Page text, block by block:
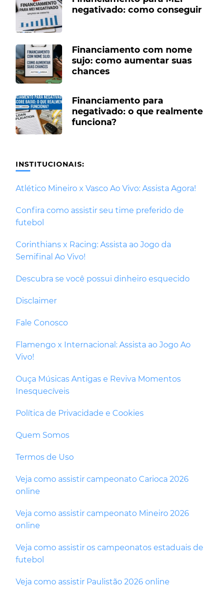
negativado: como conseguir
Financiamento com nome
sujo: como aumentar suas
chances
Financiamento para
negativado: o que realmente
funciona?
INSTITUCIONAIS:
Atlético Mineiro x Vasco Ao Vivo: Assista Agora!
Confira como assistir seu time preferido de
futebol
Corinthians x Racing: Assista ao Jogo da
Semifinal Ao Vivo!
Descubra se você possui dinheiro esquecido
Disclaimer
Fale Conosco
Flamengo x Internacional: Assista ao Jogo Ao
Vivo!
Ouça Músicas Antigas e Reviva Momentos
Inesquecíveis
Política de Privacidade e Cookies
Quem Somos
Termos de Uso
Veja como assistir campeonato Carioca 2026
online
Veja como assistir campeonato Mineiro 2026
online
Veja como assistir os campeonatos estaduais de
futebol
Veja como assistir Paulistão 2026 online